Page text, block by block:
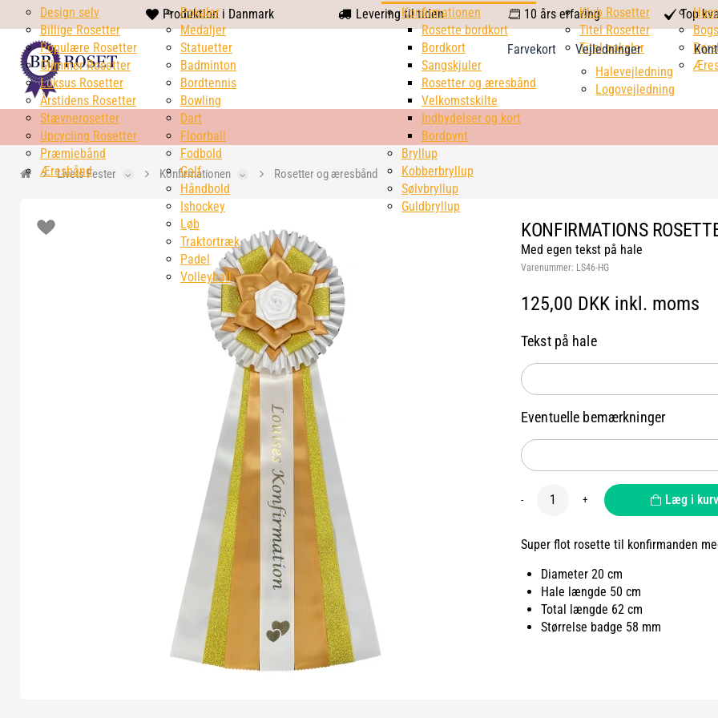
heart
solid
Produktion i Danmark Levering til tiden calendar
10 års erfaring
check
mark
Top
Farvekort
Vejledninger
Halevejledning
Logovejledning
Design selv
Billige Rosetter
Populære Rosetter
Glimmer Rosetter
Luksus Rosetter
Årstidens Rosetter
Stævnerosetter
Upcycling Rosetter
Præmiebånd
Æresbånd
Pokaler
Medaljer
Statuetter
Badminton
Bordtennis
Bowling
Dart
Floorball
Fodbold
Golf
Håndbold
Ishockey
Løb
Traktortræk
Padel
Volleyball
Konfirmationen
Rosette bordkort
Bordkort
Sangskjuler
Rosetter og æresbånd
Velkomstskilte
Indbydelser og kort
Bordpynt
Bryllup
Kobberbryllup
Sølvbryllup
Guldbryllup
Klub Rosetter
Titel Rosetter
Titel pokaler
Livets Fester Konfirmationen Rosetter og æresbånd
KONFIRMATIONS
Med egen tekst på hale
Varenummer: LS46-HG
125,00 DKK inkl. moms
Tekst på hale
Eventuelle bemærkninger
- + Læg i kurv
Super flot rosette til konfirmanden
Diameter 20 cm
Hale længde 50 cm
Total længde 62 cm
Størrelse badge 58 mm